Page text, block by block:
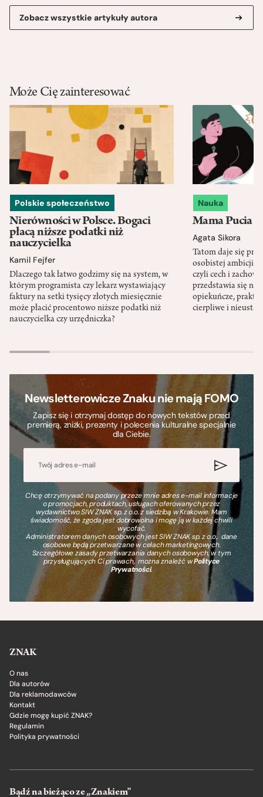
Zobacz wszystkie artykuły autora
Może Cię zainteresować
Polskie społeczeństwo
Nierówności w Polsce. Bogaci
płacą niższe podatki niż
nauczycielka
Kamil Fejfer
Dlaczego tak łatwo godzimy się na system, w
którym programista czy lekarz wystawiający
faktury na setki tysięcy złotych miesięcznie
może płacić procentowo niższe podatki niż
nauczycielka czy urzędniczka?
Nauka
Mama Pucia
Agata Sikora
Tatom daje się
osobistej ambicji,
czyli cech i
przedstawia się
opiekuńcze,
cierpliwe i
Newsletterowicze Znaku nie mają FOMO
Zapisz się i otrzymaj dostęp do nowych tekstów przed
premierą, zniżki, prezenty i polecenia kulturalne specjalnie
dla Ciebie.
Chcę otrzymywać na podany przeze mnie adres e-mail informacje
o promocjach, produktach, usługach oferowanych przez
wydawnictwo SIW ZNAK sp. z o.o. z siedzibą w Krakowie. Mam
świadomość, że zgoda jest dobrowolna i mogę ją w każdej chwili
wycofać.
Administratorem danych osobowych jest SIW ZNAK sp. z o.o., dane
osobowe będą przetwarzane w celach marketingowych.
Szczegółowe zasady przetwarzania danych osobowych, w tym
przysługujących Ci prawach, można znaleźć wPolityce
Prywatności.
ZNAK
O nas
Dla autorów
Dla reklamodawców
Kontakt
Gdzie mogę kupić ZNAK?
Regulamin
Polityka prywatności
Bądź na bieżąco ze „Znakiem”